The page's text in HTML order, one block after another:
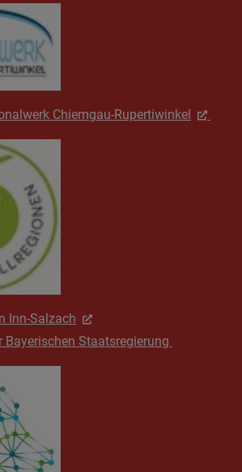
Chiemgau-Rupertiwinkel
Inn-Salzach
Bayerischen Staatsregierung